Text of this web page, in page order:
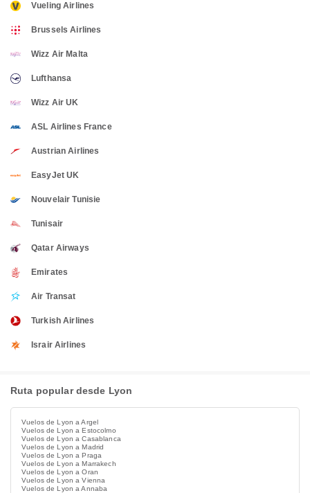
Vueling Airlines
Brussels Airlines
Wizz Air Malta
Lufthansa
Wizz Air UK
ASL Airlines France
Austrian Airlines
EasyJet UK
Nouvelair Tunisie
Tunisair
Qatar Airways
Emirates
Air Transat
Turkish Airlines
Israir Airlines
Ruta popular desde Lyon
Vuelos de Lyon a Argel
Vuelos de Lyon a Estocolmo
Vuelos de Lyon a Casablanca
Vuelos de Lyon a Madrid
Vuelos de Lyon a Praga
Vuelos de Lyon a Marrakech
Vuelos de Lyon a Oran
Vuelos de Lyon a Vienna
Vuelos de Lyon a Annaba